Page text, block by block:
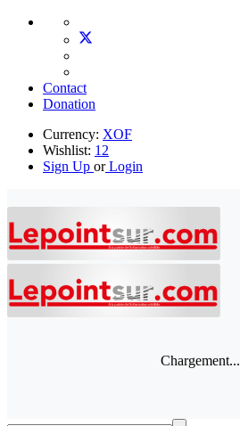
Contact
Donation
Currency: XOF
Wishlist: 12
Sign Up orLogin
Chargement...